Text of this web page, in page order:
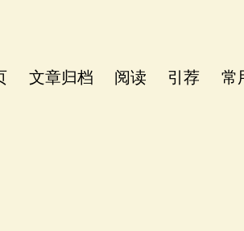
文章归档 阅读 引荐 常